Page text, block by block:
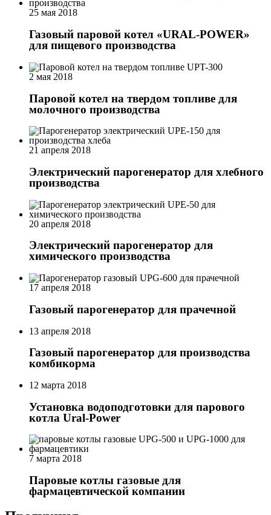
25 мая 2018
Газовый паровой котел «URAL-POWER»
для пищевого производства
2 мая 2018
Паровой котел на твердом топливе для
молочного производства
21 апреля 2018
Электрический парогенератор для хлебного
производства
20 апреля 2018
Электрический парогенератор для
химического производства
17 апреля 2018
Газовый парогенератор для прачечной
13 апреля 2018
Газовый парогенератор для производства
комбикорма
12 марта 2018
Установка водоподготовки для парового
котла Ural-Power
7 марта 2018
Паровые котлы газовые для
фармацевтической компании